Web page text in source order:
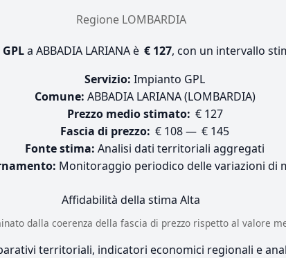
Regione LOMBARDIA
a ABBADIA LARIANA è € 127, con un intervallo
Servizio: Impianto GPL
Comune: ABBADIA LARIANA (LOMBARDIA)
Prezzo medio stimato: € 127
Fascia di prezzo: € 108 — € 145
Fonte stima: Analisi dati territoriali aggregati
Monitoraggio periodico delle variazioni di
Affidabilità della stima Alta
dalla coerenza della fascia di prezzo rispetto al valore
territoriali, indicatori economici regionali e